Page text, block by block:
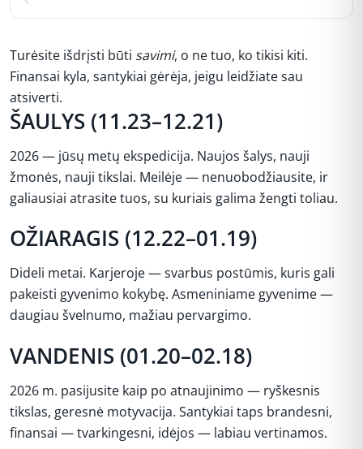
Turėsite išdrįsti būti savimi, o ne tuo, ko tikisi kiti.
Finansai kyla, santykiai gėrėja, jeigu leidžiate sau
atsiverti.
ŠAULYS (11.23–12.21)
2026 — jūsų metų ekspedicija. Naujos šalys, nauji
žmonės, nauji tikslai. Meilėje — nenuobodžiausite, ir
galiausiai atrasite tuos, su kuriais galima žengti toliau.
OŽIARAGIS (12.22–01.19)
Dideli metai. Karjeroje — svarbus postūmis, kuris gali
pakeisti gyvenimo kokybę. Asmeniniame gyvenime —
daugiau švelnumo, mažiau pervargimo.
VANDENIS (01.20–02.18)
2026 m. pasijusite kaip po atnaujinimo — ryškesnis
tikslas, geresnė motyvacija. Santykiai taps brandesni,
finansai — tvarkingesni, idėjos — labiau vertinamos.